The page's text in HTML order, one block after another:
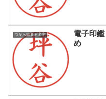
つから始まる名字
電子印
め